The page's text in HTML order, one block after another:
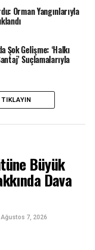
Orman Yangınlarıyla
Şok Gelişme: ‘Halkı
Suçlamalarıyla
Büyük
Dava
Ağustos 7, 2026